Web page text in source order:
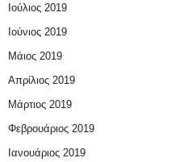
Ιούλιος 2019
Ιούνιος 2019
Μάιος 2019
Απρίλιος 2019
Μάρτιος 2019
Φεβρουάριος 2019
Ιανουάριος 2019